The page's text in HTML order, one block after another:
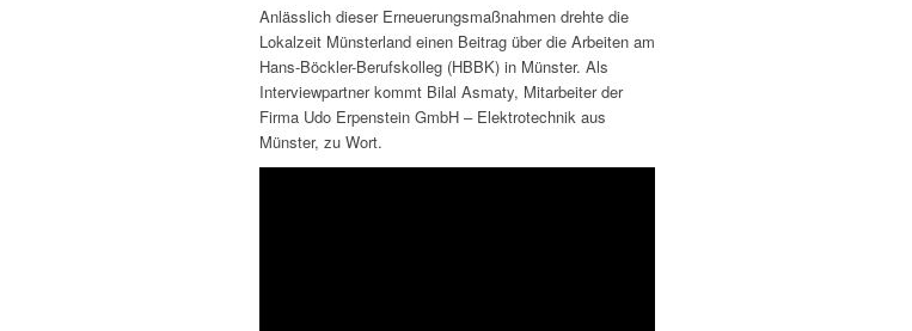
Anlässlich dieser Erneuerungsmaßnahmen drehte die
Lokalzeit Münsterland einen Beitrag über die Arbeiten am
Hans-Böckler-Berufskolleg (HBBK) in Münster. Als
Interviewpartner kommt Bilal Asmaty, Mitarbeiter der
Firma Udo Erpenstein GmbH – Elektrotechnik aus
Münster, zu Wort.